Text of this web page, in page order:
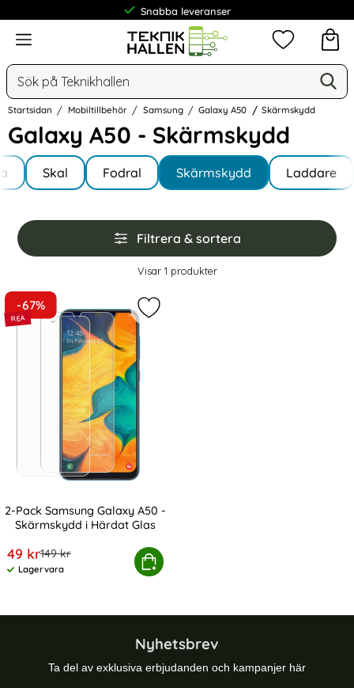
Snabba leveranser
Meny
Sök
Mina
Startsidan Mobiltillbehör Samsung Galaxy A50 Skärmskydd
Galaxy A50 - Skärmskydd
Hoppa
till
produkter
Underkategorier
A50 Skal Fodral Skärmskydd Laddare
Hoppa
över
filtersektionen
Filtrera & sortera
Filtrera & sortera
Visar 1 produkter
produktlista
-67%
2-Pack Samsung Galaxy A50 -
Skärmskydd i Härdat Glas
rea pris
49 krtidigare pris
149 kr
Tillgänglighet:
Lagervara
Köp
Samsung Galaxy A50 - Skärmskydd i Härdat Glas
Markera 2-Pack Samsung Galaxy
Nyhetsbrev
Ta del av exklusiva erbjudanden och kampanjer här